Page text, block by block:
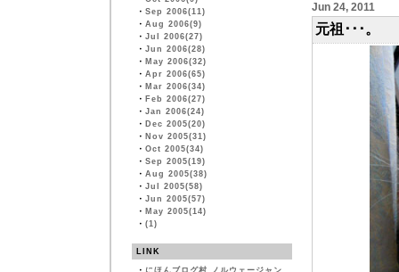
・ Sep 2006(11)
・ Aug 2006(9)
・ Jul 2006(27)
・ Jun 2006(28)
・ May 2006(32)
・ Apr 2006(65)
・ Mar 2006(34)
・ Feb 2006(27)
・ Jan 2006(24)
・ Dec 2005(20)
・ Nov 2005(31)
・ Oct 2005(34)
・ Sep 2005(19)
・ Aug 2005(38)
・ Jul 2005(58)
・ Jun 2005(57)
・ May 2005(14)
・ (1)
LINK
・ にほんブログ村 ノルウェージャン
Jun 24, 2011
元祖･･･。